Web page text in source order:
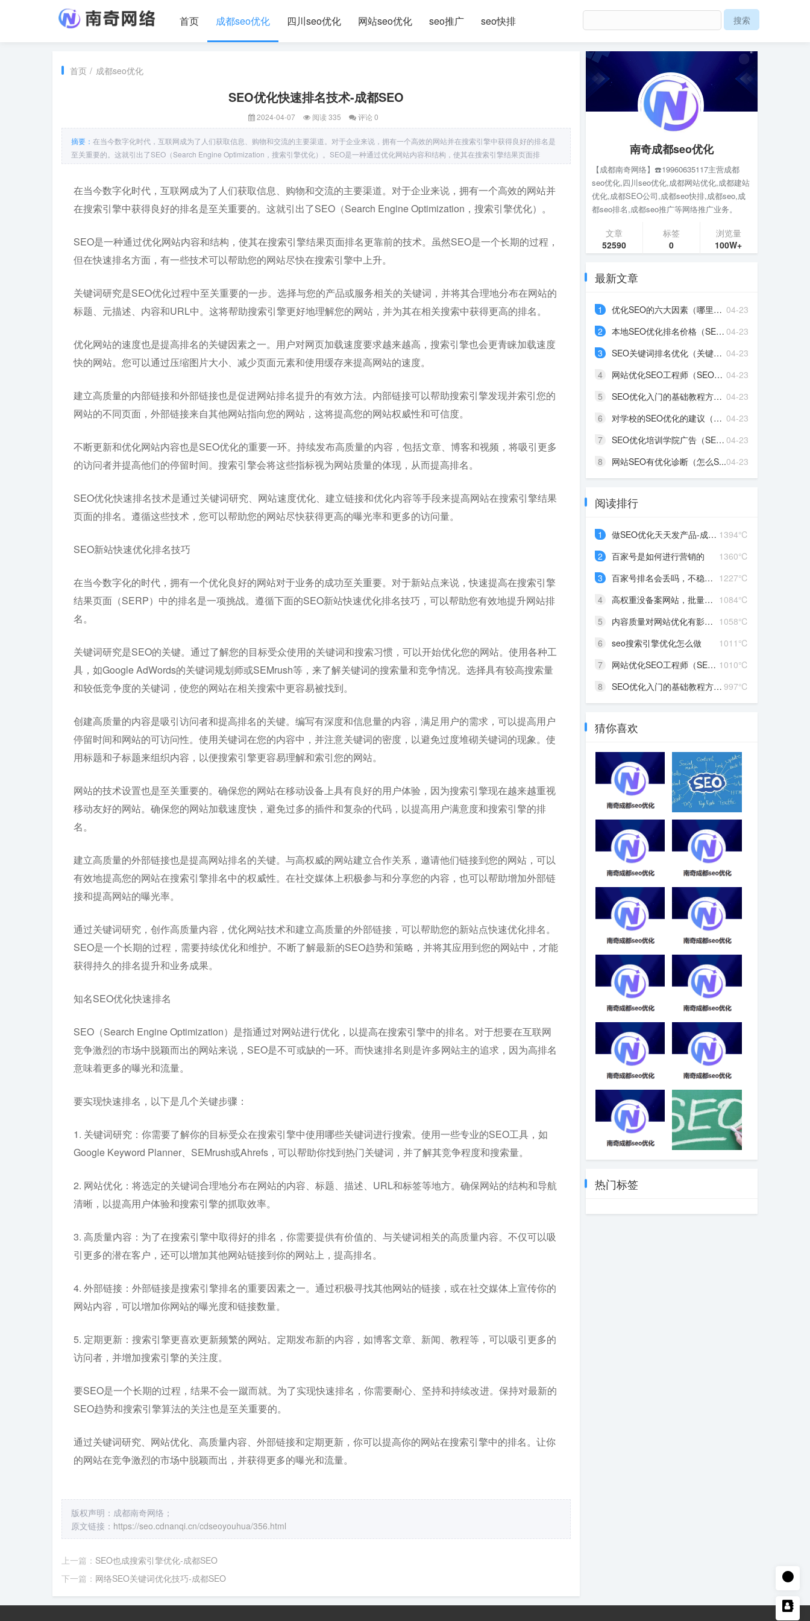
首页 成都seo优化 四川seo优化 网站seo优化 seo推广 seo快排
首页 / 成都seo优化
SEO优化快速排名技术-成都SEO
2024-04-07 阅读 335 评论 0
摘要： 在当今数字化时代，互联网成为了人们获取信息、购物和交流的主要渠道。对于企业来说，拥有一个高效的网站并在搜索引擎中获得良好的排名是
至关重要的。这就引出了SEO（Search Engine Optimization，搜索引擎优化）。SEO是一种通过优化网站内容和结构，使其在搜索引擎结果页面排
在当今数字化时代，互联网成为了人们获取信息、购物和交流的主要渠道。对于企业来说，拥有一个高效的网站并
在搜索引擎中获得良好的排名是至关重要的。这就引出了SEO（Search Engine Optimization，搜索引擎优化）。
SEO是一种通过优化网站内容和结构，使其在搜索引擎结果页面排名更靠前的技术。虽然SEO是一个长期的过程，
但在快速排名方面，有一些技术可以帮助您的网站尽快在搜索引擎中上升。
关键词研究是SEO优化过程中至关重要的一步。选择与您的产品或服务相关的关键词，并将其合理地分布在网站的
标题、元描述、内容和URL中。这将帮助搜索引擎更好地理解您的网站，并为其在相关搜索中获得更高的排名。
优化网站的速度也是提高排名的关键因素之一。用户对网页加载速度要求越来越高，搜索引擎也会更青睐加载速度
快的网站。您可以通过压缩图片大小、减少页面元素和使用缓存来提高网站的速度。
建立高质量的内部链接和外部链接也是促进网站排名提升的有效方法。内部链接可以帮助搜索引擎发现并索引您的
网站的不同页面，外部链接来自其他网站指向您的网站，这将提高您的网站权威性和可信度。
不断更新和优化网站内容也是SEO优化的重要一环。持续发布高质量的内容，包括文章、博客和视频，将吸引更多
的访问者并提高他们的停留时间。搜索引擎会将这些指标视为网站质量的体现，从而提高排名。
SEO优化快速排名技术是通过关键词研究、网站速度优化、建立链接和优化内容等手段来提高网站在搜索引擎结果
页面的排名。遵循这些技术，您可以帮助您的网站尽快获得更高的曝光率和更多的访问量。
SEO新站快速优化排名技巧
在当今数字化的时代，拥有一个优化良好的网站对于业务的成功至关重要。对于新站点来说，快速提高在搜索引擎
结果页面（SERP）中的排名是一项挑战。遵循下面的SEO新站快速优化排名技巧，可以帮助您有效地提升网站排
名。
关键词研究是SEO的关键。通过了解您的目标受众使用的关键词和搜索习惯，可以开始优化您的网站。使用各种工
具，如Google AdWords的关键词规划师或SEMrush等，来了解关键词的搜索量和竞争情况。选择具有较高搜索量
和较低竞争度的关键词，使您的网站在相关搜索中更容易被找到。
创建高质量的内容是吸引访问者和提高排名的关键。编写有深度和信息量的内容，满足用户的需求，可以提高用户
停留时间和网站的可访问性。使用关键词在您的内容中，并注意关键词的密度，以避免过度堆砌关键词的现象。使
用标题和子标题来组织内容，以便搜索引擎更容易理解和索引您的网站。
网站的技术设置也是至关重要的。确保您的网站在移动设备上具有良好的用户体验，因为搜索引擎现在越来越重视
移动友好的网站。确保您的网站加载速度快，避免过多的插件和复杂的代码，以提高用户满意度和搜索引擎的排
名。
建立高质量的外部链接也是提高网站排名的关键。与高权威的网站建立合作关系，邀请他们链接到您的网站，可以
有效地提高您的网站在搜索引擎排名中的权威性。在社交媒体上积极参与和分享您的内容，也可以帮助增加外部链
接和提高网站的曝光率。
通过关键词研究，创作高质量内容，优化网站技术和建立高质量的外部链接，可以帮助您的新站点快速优化排名。
SEO是一个长期的过程，需要持续优化和维护。不断了解最新的SEO趋势和策略，并将其应用到您的网站中，才能
获得持久的排名提升和业务成果。
知名SEO优化快速排名
SEO（Search Engine Optimization）是指通过对网站进行优化，以提高在搜索引擎中的排名。对于想要在互联网
竞争激烈的市场中脱颖而出的网站来说，SEO是不可或缺的一环。而快速排名则是许多网站主的追求，因为高排名
意味着更多的曝光和流量。
要实现快速排名，以下是几个关键步骤：
1. 关键词研究：你需要了解你的目标受众在搜索引擎中使用哪些关键词进行搜索。使用一些专业的SEO工具，如
Google Keyword Planner、SEMrush或Ahrefs，可以帮助你找到热门关键词，并了解其竞争程度和搜索量。
2. 网站优化：将选定的关键词合理地分布在网站的内容、标题、描述、URL和标签等地方。确保网站的结构和导航
清晰，以提高用户体验和搜索引擎的抓取效率。
3. 高质量内容：为了在搜索引擎中取得好的排名，你需要提供有价值的、与关键词相关的高质量内容。不仅可以吸
引更多的潜在客户，还可以增加其他网站链接到你的网站上，提高排名。
4. 外部链接：外部链接是搜索引擎排名的重要因素之一。通过积极寻找其他网站的链接，或在社交媒体上宣传你的
网站内容，可以增加你网站的曝光度和链接数量。
5. 定期更新：搜索引擎更喜欢更新频繁的网站。定期发布新的内容，如博客文章、新闻、教程等，可以吸引更多的
访问者，并增加搜索引擎的关注度。
要SEO是一个长期的过程，结果不会一蹴而就。为了实现快速排名，你需要耐心、坚持和持续改进。保持对最新的
SEO趋势和搜索引擎算法的关注也是至关重要的。
通过关键词研究、网站优化、高质量内容、外部链接和定期更新，你可以提高你的网站在搜索引擎中的排名。让你
的网站在竞争激烈的市场中脱颖而出，并获得更多的曝光和流量。
版权声明：成都南奇网络；
原文链接： https://seo.cdnanqi.cn/cdseoyouhua/356.html
上一篇： SEO也成搜索引擎优化-成都SEO
下一篇： 网络SEO关键词优化技巧-成都SEO
南奇成都seo优化
【成都南奇网络】☎️19960635117主营成都
seo优化,四川seo优化,成都网站优化,成都建站
优化,成都SEO公司,成都seo快排,成都seo,成
都seo排名,成都seo推广等网络推广业务。
文章
52590
标签
0
浏览量
100W+
最新文章
04-23
1
优化SEO的六大因素（哪里的...
04-23
2
本地SEO优化排名价格（SEO...
04-23
3
SEO关键词排名优化（关键词...
04-23
4
网站优化SEO工程师（SEO优...
04-23
5
SEO优化入门的基础教程方法...
04-23
6
对学校的SEO优化的建议（学...
04-23
7
SEO优化培训学院广告（SEO...
04-23
8 网站SEO有优化诊断（怎么S...
阅读排行
1394℃
1
做SEO优化天天发产品-成都...
1360℃
2
百家号是如何进行营销的
1227℃
3
百家号排名会丢吗，不稳定...
1084℃
4
高权重没备案网站，批量降...
1058℃
5
内容质量对网站优化有影响...
1011℃
6
seo搜索引擎优化怎么做
1010℃
7
网站优化SEO工程师（SEO优...
997℃
8 SEO优化入门的基础教程方法...
猜你喜欢
翼好网络SEO优
化推广-成都SEO
搜索引擎疯狂抓
取右侧栏日历，
怎么办？
电器网站SEO优
化服务
SEO网站优化软
件推荐-成都SEO
SEO快速排名优
化服务-成都SEO
SEO适合女生的
优化方法-成都
SEO
网站SEO关键优
化因素-成都SEO
引擎优化SEO找
行者SEO-成都
SEO
SEO优化标签要
注意的标签-成都
SEO
好的SEO优化招
商加盟
热门标签